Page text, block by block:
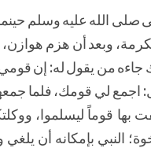
صلى الله عليه وسلم
وبعد أن هزم
جاءه من يقول له: إن
اجمع لي قومك، فلما
بها قوماً ليسلموا،
النبي بإمكانه أن